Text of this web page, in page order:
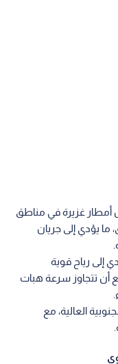
أمطار غزيرة في مناطق
ما يؤدي إلى جريان
إلى رياح قوية
أن تتجاوز سرعة هبات
العالية، مع